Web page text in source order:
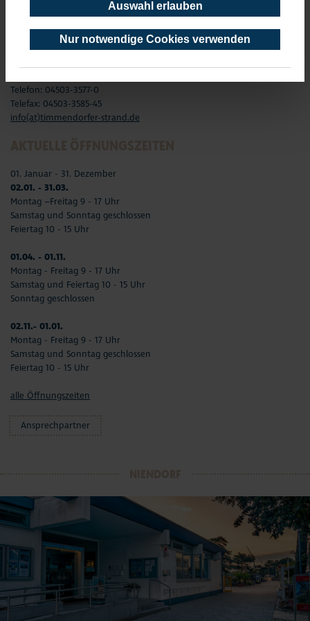
Auswahl erlauben
Nur notwendige Cookies verwenden
TOURIST-INFORMATION TIMMENDORFER STRAND
Timmendorfer Platz 10
Telefon: 04503-3577-0
Telefax: 04503-3585-45
info(at)timmendorfer-strand.de
01. Januar - 31. Dezember
02.01. - 31.03.
Montag –Freitag 9 - 17 Uhr
Samstag und Sonntag geschlossen
Feiertag 10 - 15 Uhr
01.04. - 01.11.
Montag - Freitag 9 - 17 Uhr
Samstag und Feiertag 10 - 15 Uhr
Sonntag geschlossen
02.11.- 01.01.
Montag - Freitag 9 - 17 Uhr
Samstag und Sonntag geschlossen
Feiertag 10 - 15 Uhr
alle Öffnungszeiten
Ansprechpartner